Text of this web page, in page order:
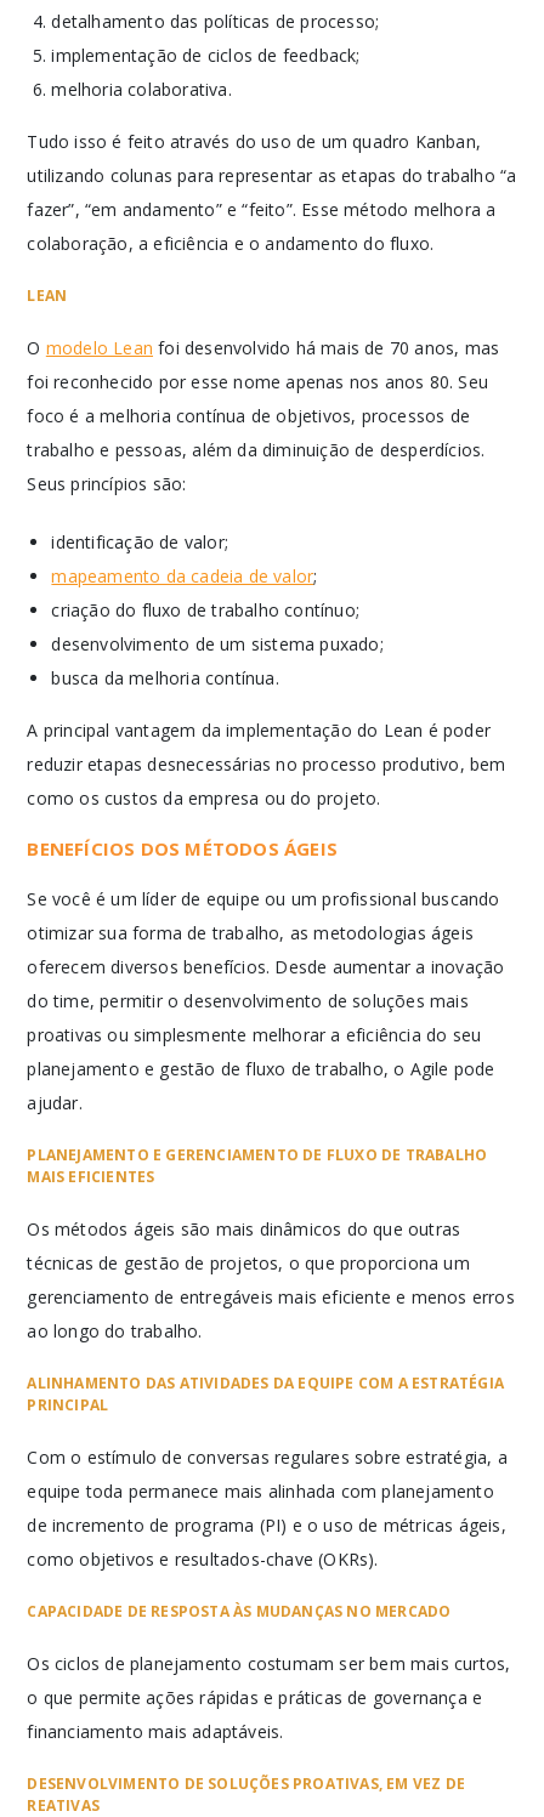
detalhamento das políticas de processo;
implementação de ciclos de feedback;
melhoria colaborativa.
Tudo isso é feito através do uso de um quadro Kanban,
utilizando colunas para representar as etapas do trabalho “a
fazer”, “em andamento” e “feito”. Esse método melhora a
colaboração, a eficiência e o andamento do fluxo.
LEAN
O modelo Lean foi desenvolvido há mais de 70 anos, mas
foi reconhecido por esse nome apenas nos anos 80. Seu
foco é a melhoria contínua de objetivos, processos de
trabalho e pessoas, além da diminuição de desperdícios.
Seus princípios são:
identificação de valor;
mapeamento da cadeia de valor;
criação do fluxo de trabalho contínuo;
desenvolvimento de um sistema puxado;
busca da melhoria contínua.
A principal vantagem da implementação do Lean é poder
reduzir etapas desnecessárias no processo produtivo, bem
como os custos da empresa ou do projeto.
BENEFÍCIOS DOS MÉTODOS ÁGEIS
Se você é um líder de equipe ou um profissional buscando
otimizar sua forma de trabalho, as metodologias ágeis
oferecem diversos benefícios. Desde aumentar a inovação
do time, permitir o desenvolvimento de soluções mais
proativas ou simplesmente melhorar a eficiência do seu
planejamento e gestão de fluxo de trabalho, o Agile pode
ajudar.
PLANEJAMENTO E GERENCIAMENTO DE FLUXO DE TRABALHO
MAIS EFICIENTES
Os métodos ágeis são mais dinâmicos do que outras
técnicas de gestão de projetos, o que proporciona um
gerenciamento de entregáveis mais eficiente e menos erros
ao longo do trabalho.
ALINHAMENTO DAS ATIVIDADES DA EQUIPE COM A ESTRATÉGIA
PRINCIPAL
Com o estímulo de conversas regulares sobre estratégia, a
equipe toda permanece mais alinhada com planejamento
de incremento de programa (PI) e o uso de métricas ágeis,
como objetivos e resultados-chave (OKRs).
CAPACIDADE DE RESPOSTA ÀS MUDANÇAS NO MERCADO
Os ciclos de planejamento costumam ser bem mais curtos,
o que permite ações rápidas e práticas de governança e
financiamento mais adaptáveis.
DESENVOLVIMENTO DE SOLUÇÕES PROATIVAS, EM VEZ DE
REATIVAS